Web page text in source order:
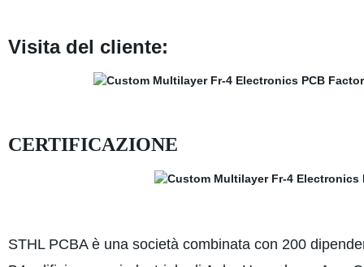
Visita del cliente:
CERTIFICAZIONE
STHL PCBA è una società combinata con 200